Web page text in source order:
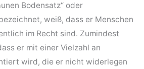
Bodensatz“ oder
weiß, dass er Menschen
im Recht sind. Zumindest
er mit einer Vielzahl an
wird, die er nicht widerlegen